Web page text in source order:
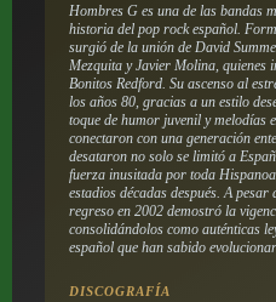
Hombres G es una de las bandas
historia del pop rock español.
surgió de la unión de David
Mezquita y Javier Molina, quienes
Bonitos Redford. Su ascenso al
los años 80, gracias a un estilo
toque de humor juvenil y melodías
conectaron con una generación
desataron no solo se limitó a
fuerza inusitada por toda
estadios décadas después. A
regreso en 2002 demostró la
consolidándolos como auténticas
español que han sabido
DISCOGRAFÍA